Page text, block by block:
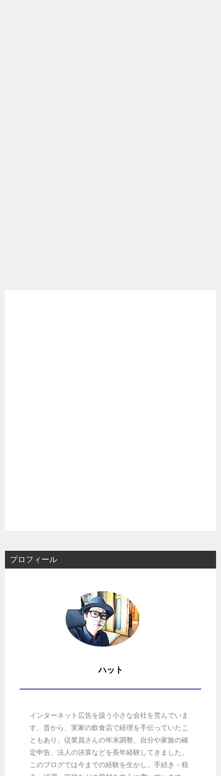
プロフィール
ハット
インターネット広告を扱う小さな会社を営んでいま
す。昔から、実家の飲食店で経理を手伝っていたこ
ともあり、従業員さんの年末調整、自分や家族の確
定申告、法人の決算などを長年経験してきました。
このブログでは今までの経験を生かし、手続き・税